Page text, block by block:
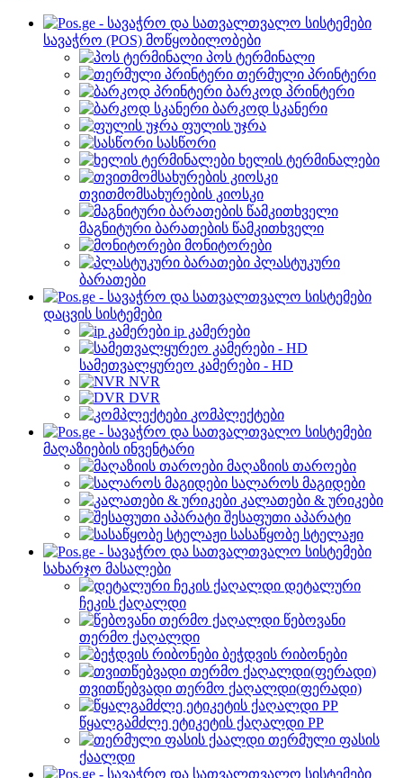
სავაჭრო (POS) მოწყობილობები
პოს ტერმინალი
თერმული პრინტერი
ბარკოდ პრინტერი
ბარკოდ სკანერი
ფულის უჯრა
სასწორი
ხელის ტერმინალები
თვითმომსახურების კიოსკი
მაგნიტური ბარათების წამკითხველი
მონიტორები
პლასტუკური
ბარათები
დაცვის სისტემები
ip კამერები
სამეთვალყურეო კამერები - HD
NVR
DVR
კომპლექტები
მაღაზიების ინვენტარი
მაღაზიის თაროები
სალაროს მაგიდები
კალათები & ურიკები
შესაფუთი აპარატი
სასაწყობე სტელაჟი
სახარჯო მასალები
დეტალური
ჩეკის ქაღალდი
წებოვანი
თერმო ქაღალდი
ბეჭდვის რიბონები
თვითწებვადი თერმო ქაღალდი(ფერადი)
წყალგამძლე ეტიკეტის ქაღალდი PP
თერმული ფასის
ქაალდი